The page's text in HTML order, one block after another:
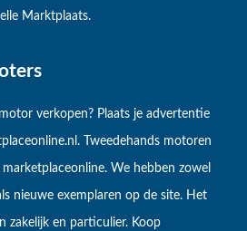
Marktplaats.
verkopen? Plaats je advertentie
Tweedehands motoren
We hebben zowel
nieuwe exemplaren op de site. Het
zakelijk en particulier. Koop